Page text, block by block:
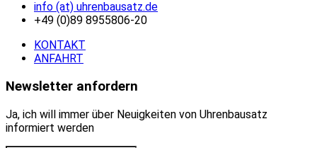
info (at) uhrenbausatz.de
+49 (0)89 8955806-20
KONTAKT
ANFAHRT
Newsletter anfordern
Ja, ich will immer über Neuigkeiten von Uhrenbausatz
informiert werden